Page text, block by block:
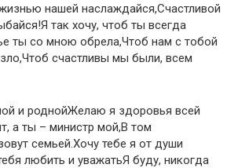
нашей наслаждайся,Счастливой
так хочу, чтоб ты всегда
ты со мною обрела,Чтоб нам с тобой
счастливы мы были, всем
и роднойЖелаю я здоровья всей
а ты – министр мой,В том
семьей.Хочу тебе я от души
любить и уважатьЯ буду, никогда